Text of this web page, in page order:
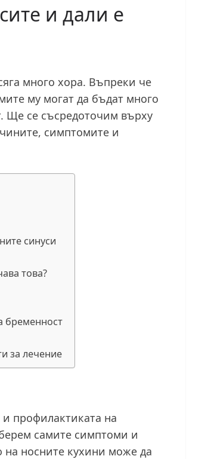
и дали е
много хора. Въпреки че
му могат да бъдат много
Ще се съсредоточим върху
симптомите и
синуси
това?
бременност
за лечение
профилактиката на
самите симптоми и
на носните кухини може да